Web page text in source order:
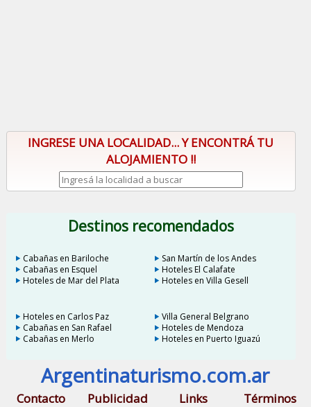
INGRESE UNA LOCALIDAD... Y ENCONTRÁ TU
ALOJAMIENTO !!
Destinos recomendados
Cabañas en Bariloche
San Martín de los Andes
Cabañas en Esquel
Hoteles El Calafate
Hoteles de Mar del Plata
Hoteles en Villa Gesell
Hoteles en Carlos Paz
Villa General Belgrano
Cabañas en San Rafael
Hoteles de Mendoza
Cabañas en Merlo
Hoteles en Puerto Iguazú
Argentinaturismo.com.ar
Contacto Publicidad Links Términos